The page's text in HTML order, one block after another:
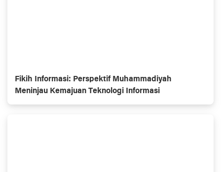
Fikih Informasi: Perspektif Muhammadiyah
Meninjau Kemajuan Teknologi Informasi